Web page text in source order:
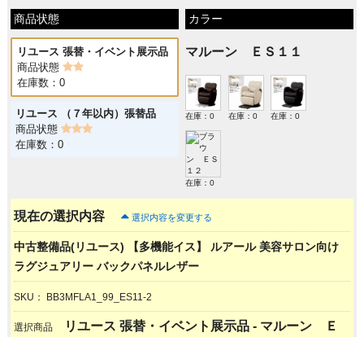
商品状態
リユース 張替・イベント展示品
商品状態
在庫数：0
リユース （７年以内）張替品
商品状態
在庫数：0
カラー
マルーン ＥＳ１１
在庫：0 在庫：0 在庫：0
在庫：0
現在の選択内容 選択内容を変更する
中古整備品(リユース) 【多機能イス】 ルアール 美容サロン向け
ラグジュアリー バックパネルレザー
SKU： BB3MFLA1_99_ES11-2
選択商品 リユース 張替・イベント展示品 - マルーン Ｅ